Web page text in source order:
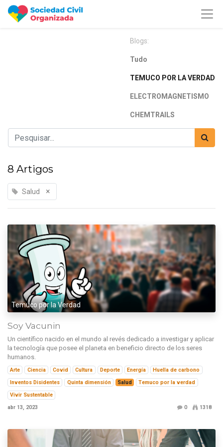
Blogs:
Tudo
TEMUCO POR LA VERDAD
ELECTROMAGNETISMO
CHEMTRAILS
8 Artigos
Salud ×
Temuco por la Verdad
Soy Vacunin
Un científico nacido en el mundo al revés dedicado a investigar y aplicar
la tecnología que posee el planeta en beneficio directo de los seres
humanos.
Arte Ciencia Covid Cultura Deporte Energía
Huella de carbono
Inventos Disidentes
Quinta dimensión Salud
Temuco por la verdad
Vivir Sustentable
abr 13, 2023
0 1318